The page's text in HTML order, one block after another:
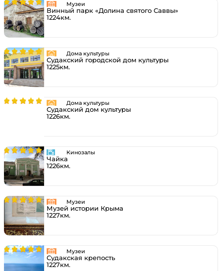
Музеи
Винный парк «Долина святого Саввы»
1224км.
Дома культуры
Судакский городской дом культуры
1225км.
Дома культуры
Судакский дом культуры
1226км.
Кинозалы
Чайка
1226км.
Музеи
Музей истории Крыма
1227км.
Музеи
Судакская крепость
1227км.